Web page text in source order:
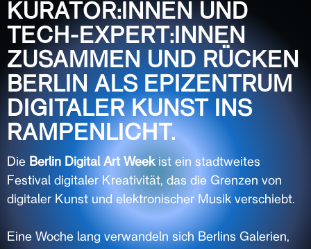
KURATOR:INNEN UND
TECH-EXPERT:INNEN
ZUSAMMEN UND RÜCKEN
BERLIN ALS EPIZENTRUM
DIGITALER KUNST INS
RAMPENLICHT.
Die Berlin Digital Art Weekist ein stadtweites
Festival digitaler Kreativität, das die Grenzen von
digitaler Kunst und elektronischer Musik verschiebt.
Eine Woche lang verwandeln sich Berlins Galerien,